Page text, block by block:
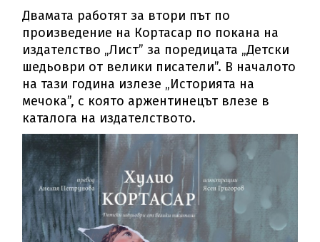
Двамата работят за втори път по
произведение на Кортасар по покана на
издателство „Лист” за поредицата „Детски
шедьоври от велики писатели”. В началото
на тази година излезе „Историята на
мечока”, с която аржентинецът влезе в
каталога на издателството.